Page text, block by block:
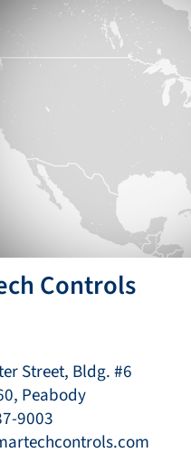
Controls
Street, Bldg. #6
Peabody
9003